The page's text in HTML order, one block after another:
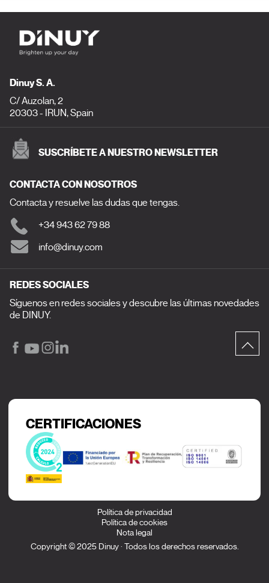
Dinuy S. A.
C/ Auzolan, 2
20303 - IRUN, Spain
SUSCRÍBETE A NUESTRO NEWSLETTER
CONTACTA CON NOSOTROS
Contacta y resuelve las dudas que tengas.
+34 943 62 79 88
info@dinuy.com
REDES SOCIALES
Síguenos en redes sociales y descubre las últimas novedades
de DINUY.
CERTIFICACIONES
Política de privacidad
Política de cookies
Nota legal
Copyright © 2025 Dinuy · Todos los derechos reservados.